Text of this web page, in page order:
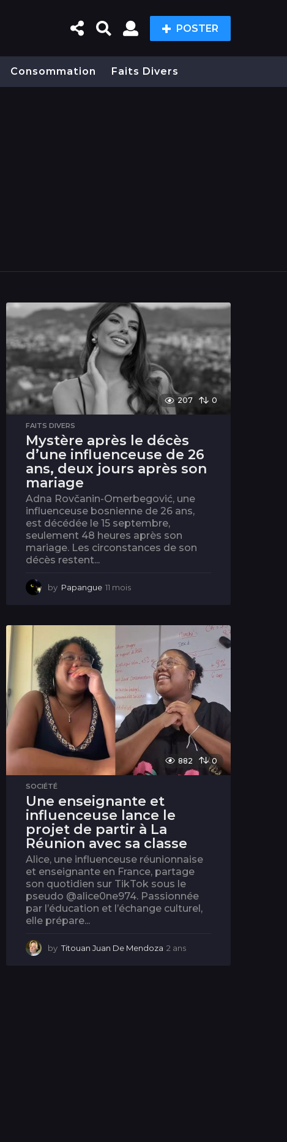
POSTER
Consommation Faits Divers
207 0
FAITS DIVERS
Mystère après le décès
d’une influenceuse de 26
ans, deux jours après son
mariage
Adna Rovčanin-Omerbegović, une
influenceuse bosnienne de 26 ans,
est décédée le 15 septembre,
seulement 48 heures après son
mariage. Les circonstances de son
décès restent...
by Papangue 11 mois
s
882 0
SOCIÉTÉ
Une enseignante et
influenceuse lance le
projet de partir à La
Réunion avec sa classe
Alice, une influenceuse réunionnaise
et enseignante en France, partage
son quotidien sur TikTok sous le
pseudo @alice0ne974. Passionnée
par l’éducation et l’échange culturel,
elle prépare...
by Titouan Juan De Mendoza 2 ans